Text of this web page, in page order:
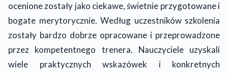
ocenione zostały jako ciekawe, świetnie przygotowane i
bogate merytorycznie. Według uczestników szkolenia
zostały bardzo dobrze opracowane i przeprowadzone
przez kompetentnego trenera. Nauczyciele uzyskali
wiele praktycznych wskazówek i konkretnych